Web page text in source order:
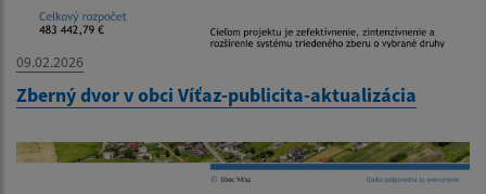
09.02.2026
Zberný dvor v obci Víťaz-publicita-aktualizácia